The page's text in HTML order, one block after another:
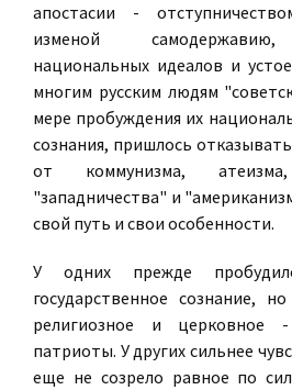
апостасии -
изменой самодержавию,
национальных идеалов и
многим русским людям
мере пробуждения их
сознания, пришлось
от коммунизма,
"западничества" и
свой путь и свои особенности.
У одних прежде
государственное сознание,
религиозное и церковное
патриоты. У других сильнее
еще не созрело равное по